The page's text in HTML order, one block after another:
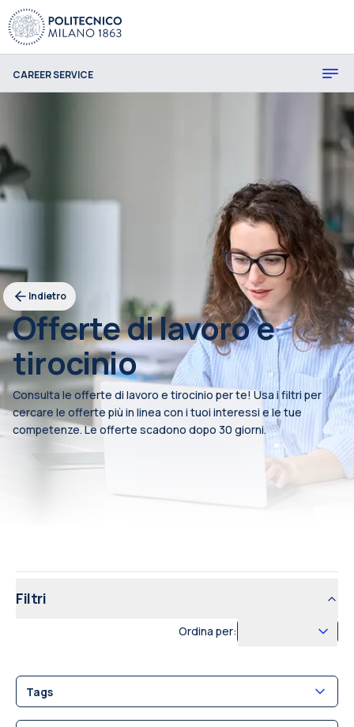
CAREER SERVICE
Indietro
Offerte di lavoro e
tirocinio
Consulta le offerte di lavoro e tirocinio per te! Usa i filtri per
cercare le offerte più in linea con i tuoi interessi e le tue
competenze. Le offerte scadono dopo 30 giorni.
Filtri
Ordina per:
Tags